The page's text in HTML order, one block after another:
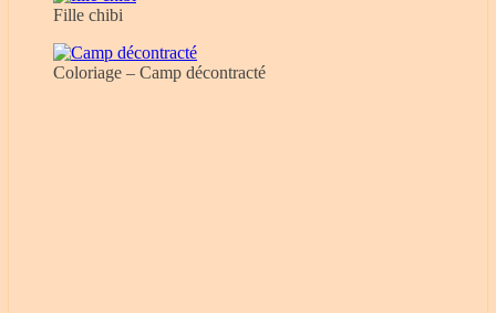
Fille chibi
Coloriage – Camp décontracté